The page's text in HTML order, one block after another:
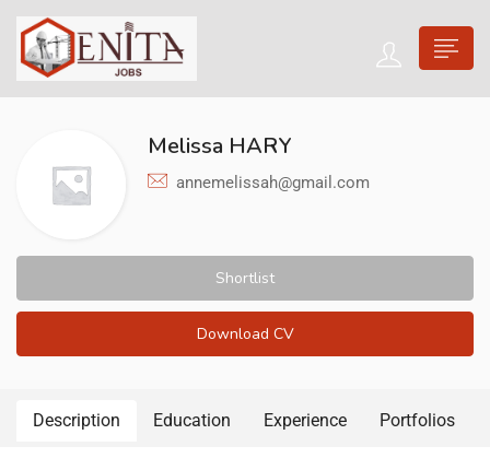
Melissa HARY
annemelissah@gmail.com
Shortlist
Download CV
Description Education Experience Portfolios